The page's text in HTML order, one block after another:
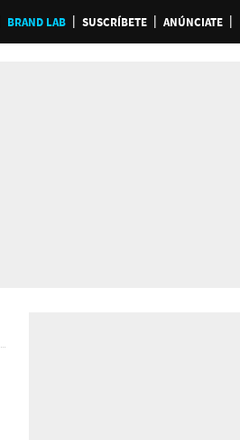
BRAND LAB SUSCRÍBETE ANÚNCIATE